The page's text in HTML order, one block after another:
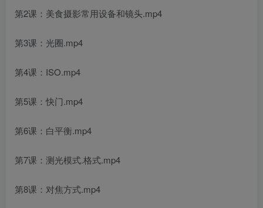
第2课：美食摄影常用设备和镜头.mp4
第3课：光圈.mp4
第4课：ISO.mp4
第5课：快门.mp4
第6课：白平衡.mp4
第7课：测光模式.格式.mp4
第8课：对焦方式.mp4